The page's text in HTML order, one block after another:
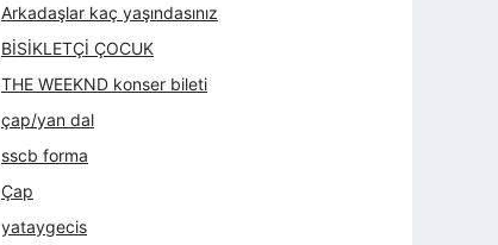
Arkadaşlar kaç yaşındasınız
BİSİKLETÇİ ÇOCUK
THE WEEKND konser bileti
çap/yan dal
sscb forma
Çap
yataygecis